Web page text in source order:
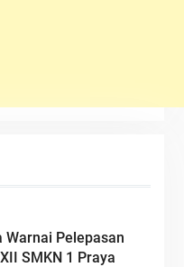
Warnai Pelepasan
SMKN 1 Praya